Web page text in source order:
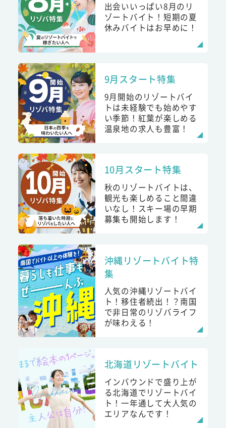
出会いいっぱい8月のリ
ゾートバイト！短期の夏
休みバイトはお早めに！
9月スタート特集
9月開始のリゾートバイ
トは未経験でも始めやす
い季節！紅葉が楽しめる
温泉地の求人も豊富！
10月スタート特集
秋のリゾートバイトは、
観光も楽しめること間違
いなし！スキー場の早期
募集も開始します！
沖縄リゾートバイト特
集
人気の沖縄リゾートバイ
ト！移住者続出！？南国
で非日常のリゾバライフ
が味わえる！
北海道リゾートバイト
インバウンドで盛り上が
る北海道でリゾートバイ
ト！一年通して大人気の
エリアなんです！